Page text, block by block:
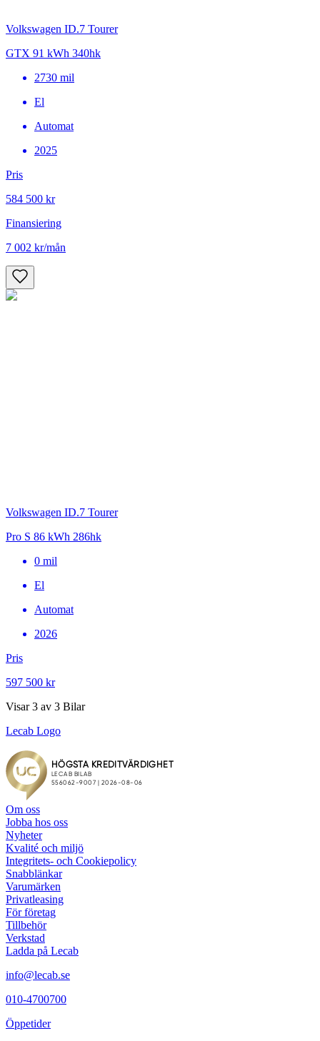
Volkswagen ID.7 Tourer
GTX 91 kWh 340hk
2730 mil
El
Automat
2025
Pris
584 500 kr
Finansiering
7 002 kr/mån
Volkswagen ID.7 Tourer
Pro S 86 kWh 286hk
0 mil
El
Automat
2026
Pris
597 500 kr
Visar3 av 3 Bilar
Lecab Logo
Om oss
Jobba hos oss
Nyheter
Kvalité och miljö
Integritets- och Cookiepolicy
Snabblänkar
Varumärken
Privatleasing
För företag
Tillbehör
Verkstad
Ladda på Lecab
info@lecab.se
010-4700700
Öppetider